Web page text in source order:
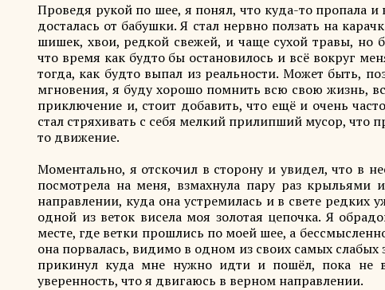
Проведя рукой по шее, я понял, что куда-то пропала
досталась от бабушки. Я стал нервно ползать на
шишек, хвои, редкой свежей, и чаще сухой травы, но
что время как будто бы остановилось и всё вокруг
тогда, как будто выпал из реальности. Может быть,
мгновения, я буду хорошо помнить всю свою жизнь,
приключение и, стоит добавить, что ещё и очень
стал стряхивать с себя мелкий прилипший мусор, что
то движение.
Моментально, я отскочил в сторону и увидел, что в
посмотрела на меня, взмахнула пару раз крыльями
направлении, куда она устремилась и в свете редких
одной из веток висела моя золотая цепочка. Я
месте, где ветки прошлись по моей шее, а
она порвалась, видимо в одном из своих самых
прикинул куда мне нужно идти и пошёл, пока не
уверенность, что я двигаюсь в верном направлении.